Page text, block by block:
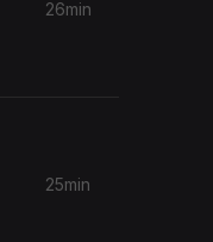
26min
25min